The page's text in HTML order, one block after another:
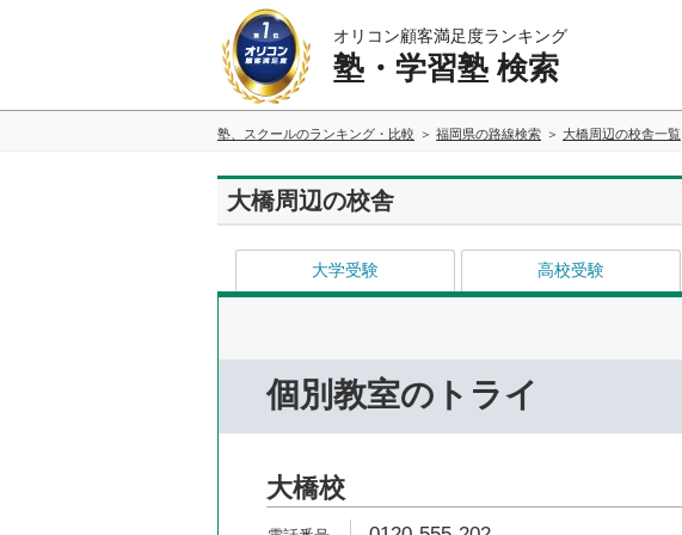
オリコン顧客満足度ランキング
塾・学習塾 検索
塾、スクールのランキング・比較 福岡県の路線検索 大橋周辺の校舎一覧
大橋周辺の校舎
大学受験 高校受験
個別教室のトライ
大橋校